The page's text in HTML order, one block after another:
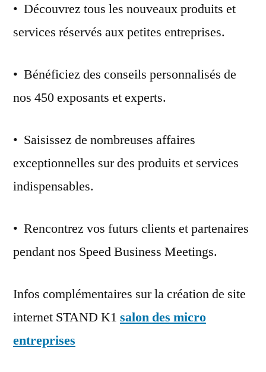
• Découvrez tous les nouveaux produits et
services réservés aux petites entreprises.
• Bénéficiez des conseils personnalisés de
nos 450 exposants et experts.
• Saisissez de nombreuses affaires
exceptionnelles sur des produits et services
indispensables.
• Rencontrez vos futurs clients et partenaires
pendant nos Speed Business Meetings.
Infos complémentaires sur la création de site
internet STAND K1 salon des micro
entreprises